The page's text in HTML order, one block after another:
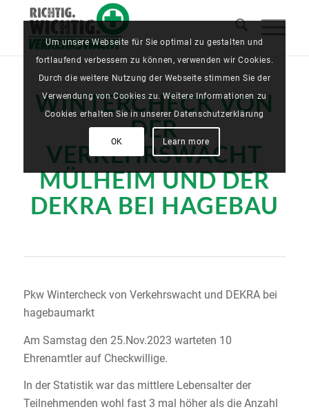
WINTERCHECK VON
DER
VERKEHRSWACHT
MÜLHEIM UND DER
DEKRA BEI HAGEBAU
Pkw Wintercheck von Verkehrswacht und DEKRA bei
hagebaumarkt
Am Samstag den 25.Nov.2023 warteten 10
Ehrenamtler auf Checkwillige.
In der Statistik war das mittlere Lebensalter der
Teilnehmenden wohl fast 3 mal höher als die Anzahl
Um unsere Webseite für Sie optimal zu gestalten und
fortlaufend verbessern zu können, verwenden wir Cookies.
Durch die weitere Nutzung der Webseite stimmen Sie der
Verwendung von Cookies zu. Weitere Informationen zu
Cookies erhalten Sie in unserer Datenschutzerklärung
OK Learn more